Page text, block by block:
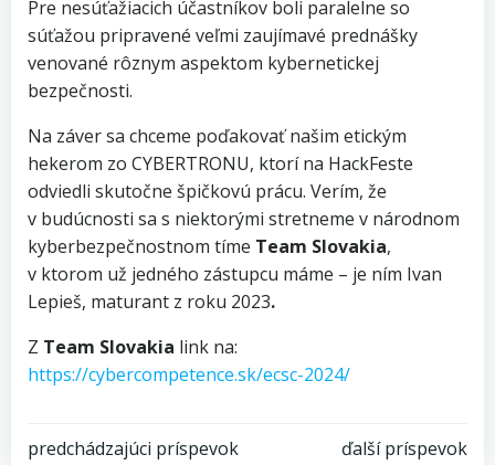
Pre nesúťažiacich účastníkov boli paralelne so
súťažou pripravené veľmi zaujímavé prednášky
venované rôznym aspektom kybernetickej
bezpečnosti.
Na záver sa chceme poďakovať našim etickým
hekerom zo CYBERTRONU, ktorí na HackFeste
odviedli skutočne špičkovú prácu. Verím, že
v budúcnosti sa s niektorými stretneme v národnom
kyberbezpečnostnom tíme Team Slovakia,
v ktorom už jedného zástupcu máme – je ním Ivan
Lepieš, maturant z roku 2023.
Z Team Slovakia link na:
https://cybercompetence.sk/ecsc-2024/
predchádzajúci príspevok ďalší príspevok